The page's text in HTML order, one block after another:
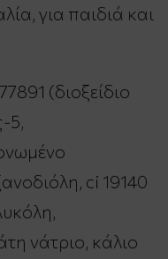
για παιδιά και
(διοξείδιο
5,
ci 19140
νάτριο, κάλιο